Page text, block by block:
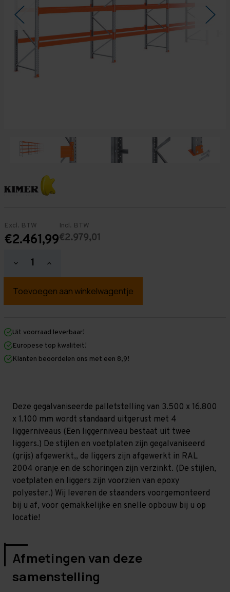
Excl. BTW
€2.461,99
Incl. BTW
€2.979,01
Hoeveelheid
verlagen
Palletstelling
mm
mm
x
1.100
mm
-
Licht
-
T80
Hoeveelheid
verhogen
Palletstelling
mm
mm
1.100
mm
-
Licht
-
T80
Uit voorraad leverbaar!
Europese top kwaliteit!
Klanten beoordelen ons met een 8,9!
Deze gegalvaniseerde palletstelling van 3.500 x 16.800
x 1.100 mm wordt standaard uitgerust met 4
liggerniveaus (Een liggerniveau bestaat uit twee
liggers.) De stijlen en voetplaten zijn gegalvaniseerd
(grijs) afgewerkt,, de liggers zijn afgewerkt in RAL
2004 oranje en de schoringen zijn verzinkt. (De stijlen,
voetplaten en liggers zijn voorzien van epoxy
polyester.) Wij leveren de staanders voorgemonteerd
bij u af, voor gemakkelijke en snelle opbouw bij u op
locatie!
Afmetingen van deze
samenstelling